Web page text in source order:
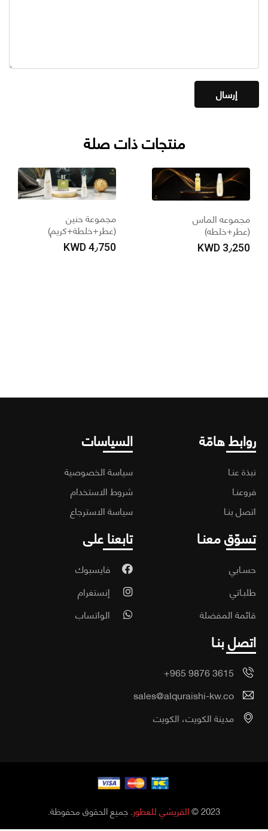
منتجات ذات صلة
الماس
KWD
مجموعة حنين
(عطر+خلطة+كريم)
4٫750KWD
هامّة
عنـا
بنـا
السياسات
سياسة الخصوصية
شروط الاستخدام
سياسة الاسترجاع
معنـا
المفضلة
تابعنا على
فايسبوك
إنستغرام
الواتساب
بنـا
+965 9876 3615
sales@alquraishi-kw.co
مدينة الكويت، الكويت
القريشي للعطور. جميع الحقوق محفوظة.